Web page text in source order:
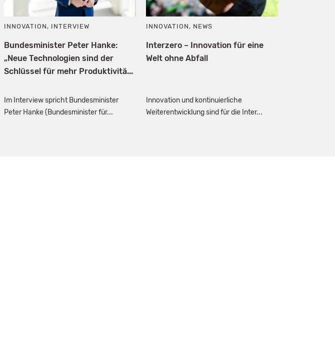
INNOVATION, INTERVIEW
Bundesminister Peter Hanke:
„Neue Technologien sind der
Schlüssel für mehr Produktivitä...
Im Interview spricht Bundesminister
Peter Hanke (Bundesminister für...
INNOVATION, NEWS
Interzero – Innovation für eine
Welt ohne Abfall
Innovation und kontinuierliche
Weiterentwicklung sind für die Inter...